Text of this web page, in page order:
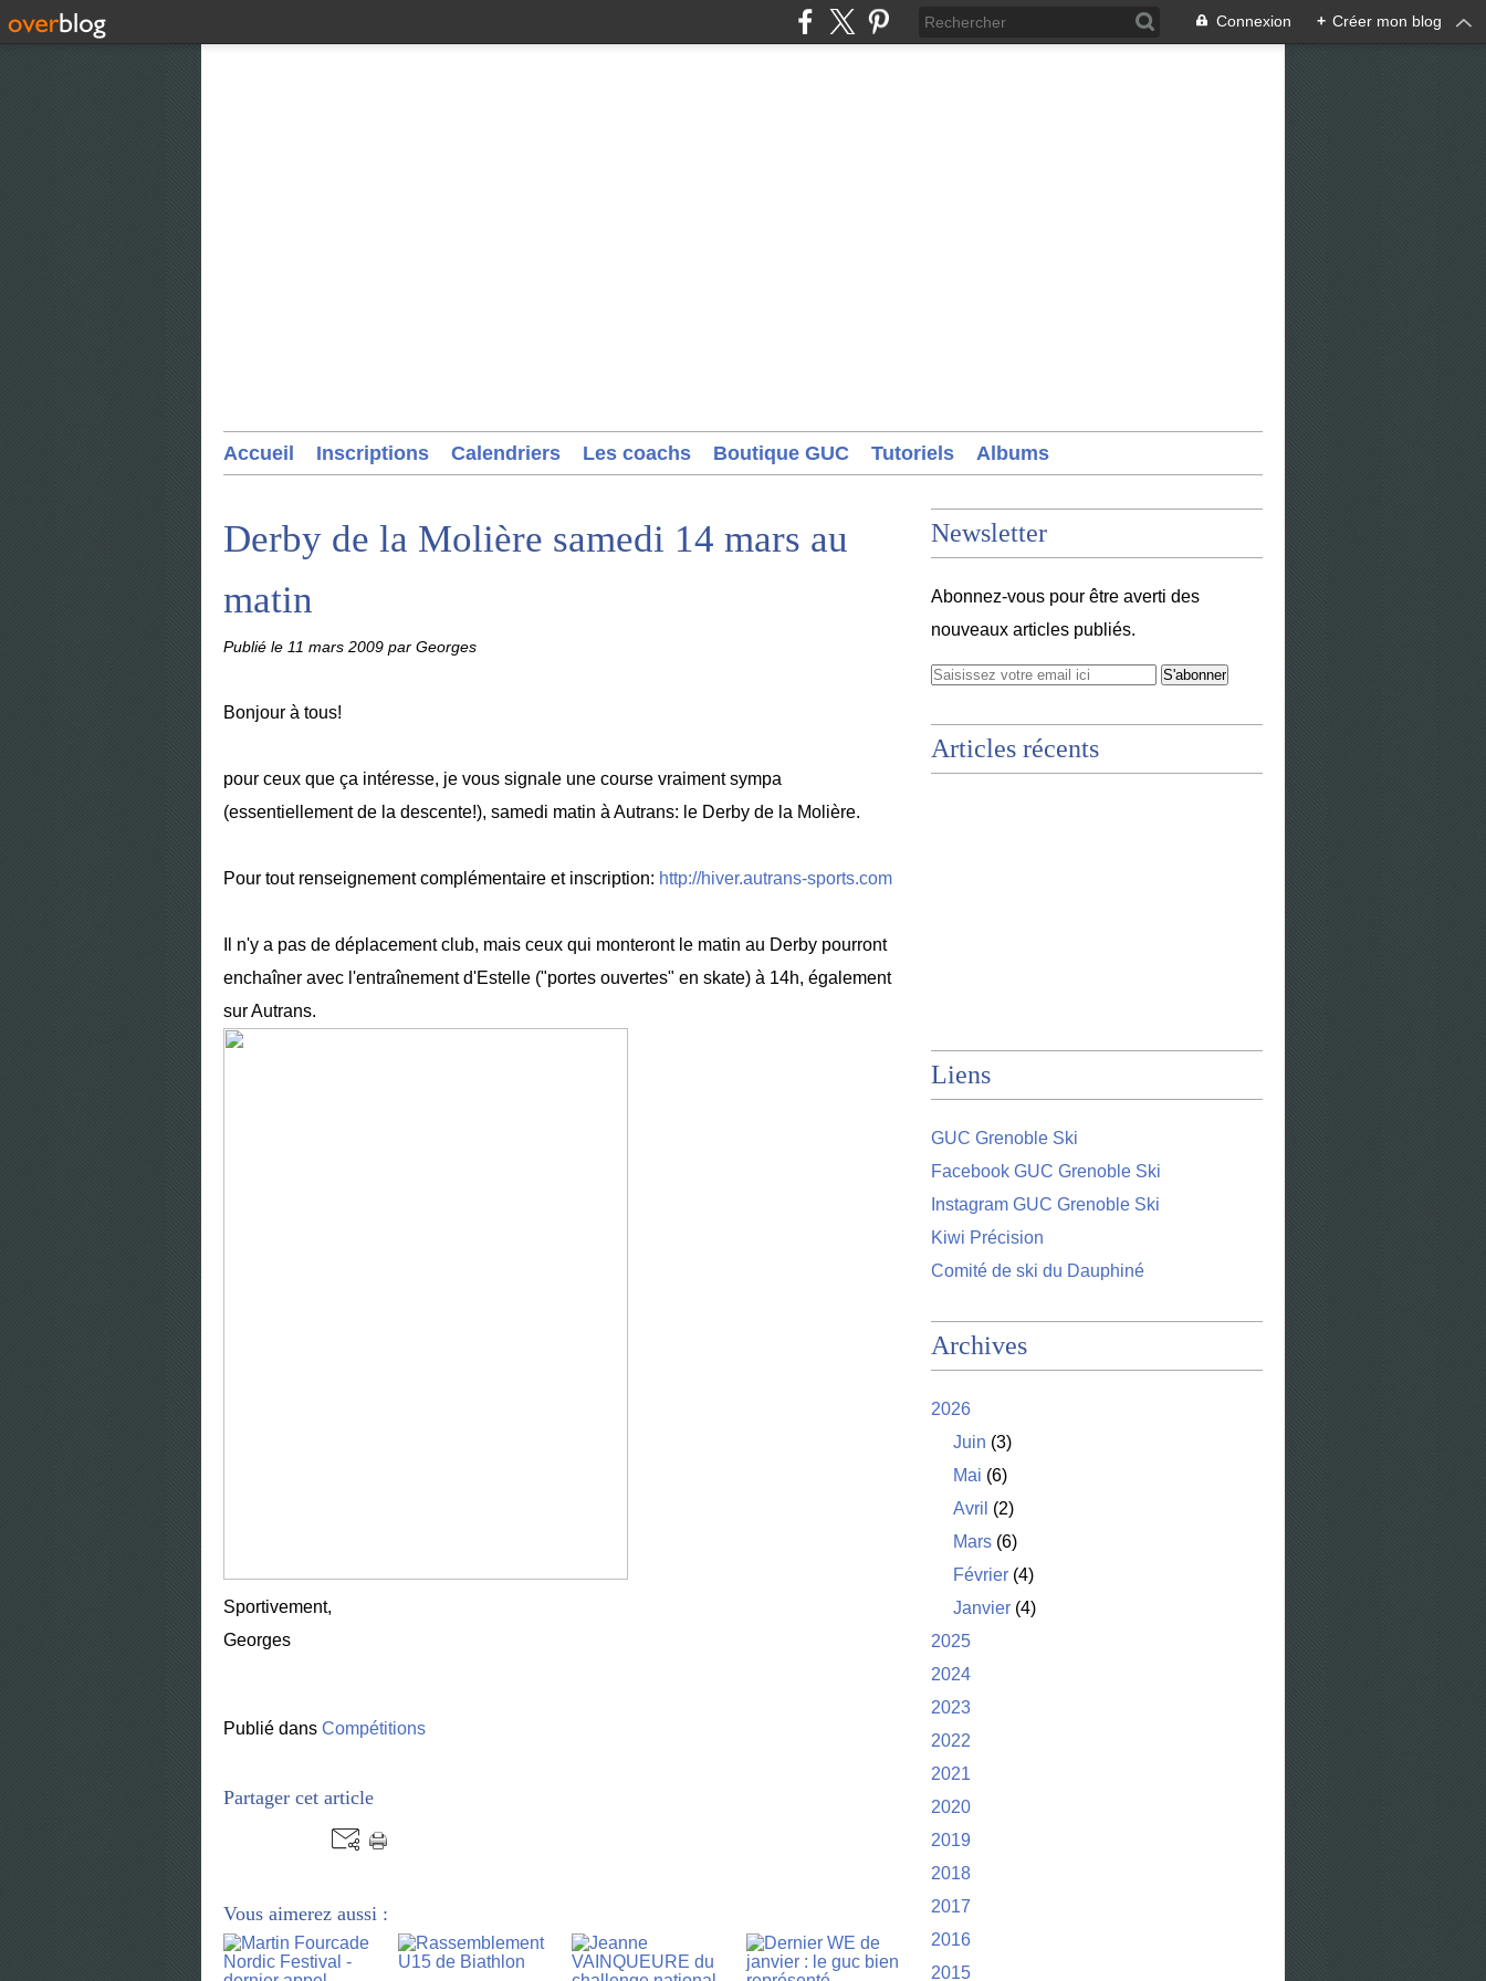
Connexion + Créer mon blog
Accueil Inscriptions Calendriers Les coachs Boutique GUC Tutoriels Albums
Derby de la Molière samedi 14 mars au
matin
Publié le 11 mars 2009 par Georges
Bonjour à tous!
pour ceux que ça intéresse, je vous signale une course vraiment sympa
(essentiellement de la descente!), samedi matin à Autrans: le Derby de la Molière.
Pour tout renseignement complémentaire et inscription: http://hiver.autrans-sports.com
Il n'y a pas de déplacement club, mais ceux qui monteront le matin au Derby pourront
enchaîner avec l'entraînement d'Estelle ("portes ouvertes" en skate) à 14h, également
sur Autrans.
Sportivement,
Georges
Publié dans Compétitions
Partager cet article
Vous aimerez aussi :
Newsletter
Abonnez-vous pour être averti des
nouveaux articles publiés.
Articles récents
Liens
GUC Grenoble Ski
Facebook GUC Grenoble Ski
Instagram GUC Grenoble Ski
Kiwi Précision
Comité de ski du Dauphiné
Archives
2026
Juin (3)
Mai (6)
Avril (2)
Mars (6)
Février (4)
Janvier (4)
2025
2024
2023
2022
2021
2020
2019
2018
2017
2016
2015